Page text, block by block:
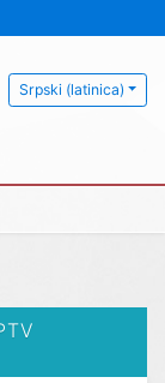
Srpski (latinica)